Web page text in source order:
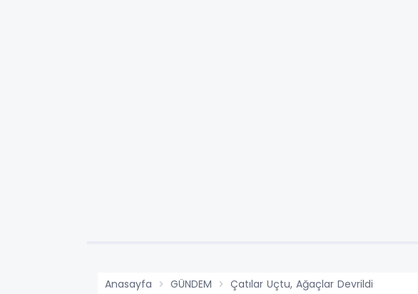
Anasayfa GÜNDEM Çatılar Uçtu, Ağaçlar Devrildi